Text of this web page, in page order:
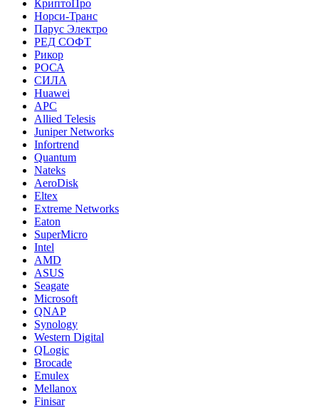
КриптоПро
Норси-Транс
Парус Электро
РЕД СОФТ
Рикор
РОСА
СИЛА
Huawei
APC
Allied Telesis
Juniper Networks
Infortrend
Quantum
Nateks
AeroDisk
Eltex
Extreme Networks
Eaton
SuperMicro
Intel
AMD
ASUS
Seagate
Microsoft
QNAP
Synology
Western Digital
QLogic
Brocade
Emulex
Mellanox
Finisar